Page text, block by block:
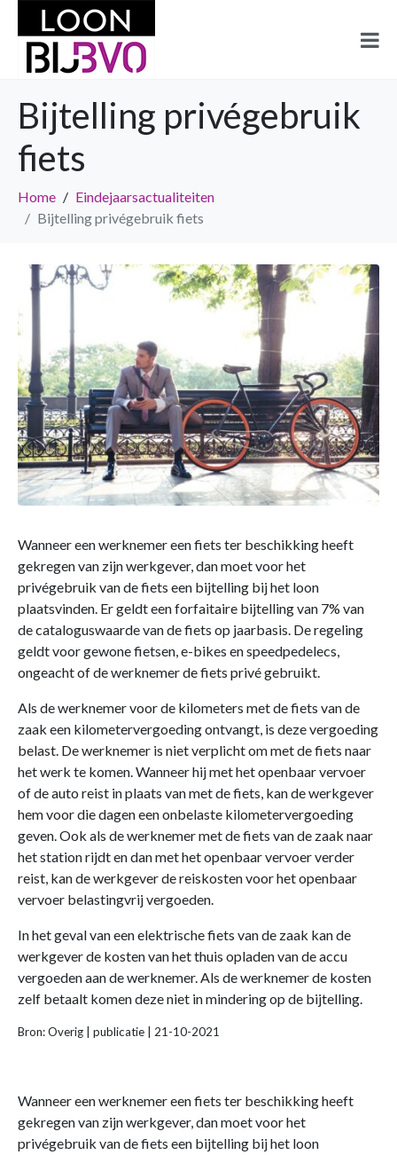
Bijtelling privégebruik
fiets
Home
Eindejaarsactualiteiten
Bijtelling privégebruik fiets
Wanneer een werknemer een fiets ter beschikking heeft
gekregen van zijn werkgever, dan moet voor het
privégebruik van de fiets een bijtelling bij het loon
plaatsvinden. Er geldt een forfaitaire bijtelling van 7% van
de cataloguswaarde van de fiets op jaarbasis. De regeling
geldt voor gewone fietsen, e-bikes en speedpedelecs,
ongeacht of de werknemer de fiets privé gebruikt.
Als de werknemer voor de kilometers met de fiets van de
zaak een kilometervergoeding ontvangt, is deze vergoeding
belast. De werknemer is niet verplicht om met de fiets naar
het werk te komen. Wanneer hij met het openbaar vervoer
of de auto reist in plaats van met de fiets, kan de werkgever
hem voor die dagen een onbelaste kilometervergoeding
geven. Ook als de werknemer met de fiets van de zaak naar
het station rijdt en dan met het openbaar vervoer verder
reist, kan de werkgever de reiskosten voor het openbaar
vervoer belastingvrij vergoeden.
In het geval van een elektrische fiets van de zaak kan de
werkgever de kosten van het thuis opladen van de accu
vergoeden aan de werknemer. Als de werknemer de kosten
zelf betaalt komen deze niet in mindering op de bijtelling.
Bron: Overig | publicatie | 21-10-2021
Wanneer een werknemer een fiets ter beschikking heeft
gekregen van zijn werkgever, dan moet voor het
privégebruik van de fiets een bijtelling bij het loon